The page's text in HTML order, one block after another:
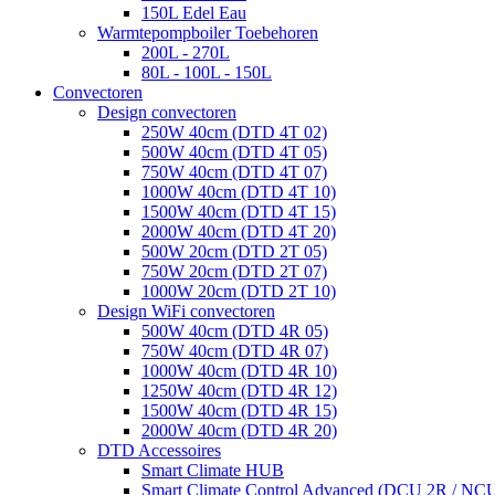
150L Edel Eau
Warmtepompboiler Toebehoren
200L - 270L
80L - 100L - 150L
Convectoren
Design convectoren
250W 40cm (DTD 4T 02)
500W 40cm (DTD 4T 05)
750W 40cm (DTD 4T 07)
1000W 40cm (DTD 4T 10)
1500W 40cm (DTD 4T 15)
2000W 40cm (DTD 4T 20)
500W 20cm (DTD 2T 05)
750W 20cm (DTD 2T 07)
1000W 20cm (DTD 2T 10)
Design WiFi convectoren
500W 40cm (DTD 4R 05)
750W 40cm (DTD 4R 07)
1000W 40cm (DTD 4R 10)
1250W 40cm (DTD 4R 12)
1500W 40cm (DTD 4R 15)
2000W 40cm (DTD 4R 20)
DTD Accessoires
Smart Climate HUB
Smart Climate Control Advanced (DCU 2R /